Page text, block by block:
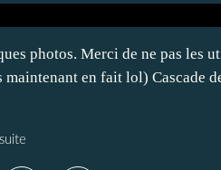
photos. Merci de ne pas les
en fait lol) Cascade